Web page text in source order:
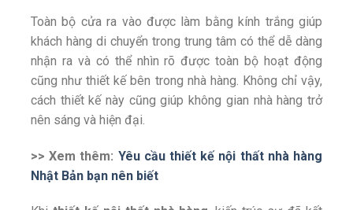
Toàn bộ cửa ra vào được làm bằng kính trắng giúp
khách hàng di chuyển trong trung tâm có thể dễ dàng
nhận ra và có thể nhìn rõ được toàn bộ hoạt động
cũng như thiết kế bên trong nhà hàng. Không chỉ vậy,
cách thiết kế này cũng giúp không gian nhà hàng trở
nên sáng và hiện đại.
>> Xem thêm: Yêu cầu thiết kế nội thất nhà hàng
Nhật Bản bạn nên biết